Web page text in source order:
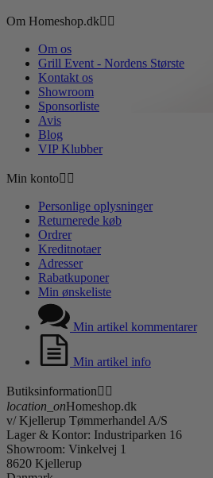
Om Homeshop.dk 
Om os
Grill Event - Nordens Største
Kontakt os
Showroom
Sponsorliste
Avis
Blog
VIP Klubber
Min konto 
Personlige oplysninger
Returnerede køb
Ordrer
Kreditnotaer
Adresser
Rabatkuponer
Min ønskeliste
Min artikel kommentarer
Min artikel info
Butiksinformation 
location_onHomeshop.dk
v/ Kjellerup Tømmerhandel A/S
Lager & Kontor: Industriparken 16
Showroom: Vinkelvej 1
8620 Kjellerup